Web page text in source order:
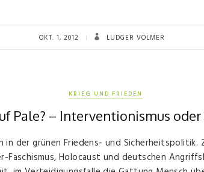
OKT. 1, 2012 LUDGER VOLMER
KRIEG UND FRIEDEN
Pale? – Interventionismus oder
in der grünen Friedens- und Sicherheitspolitik.
Faschismus, Holocaust und deutschen